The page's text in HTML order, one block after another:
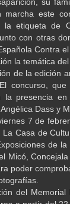
su
marcha este
la etiqueta de
con otras
Contra
la temática
de la edición
concurso,
la presencia
Dass y
7 de
La Casa de
de
Micó,
poder
del